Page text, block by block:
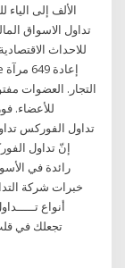
الألف إلى
تداول الاسواق
للاحداث
التجار. العضوات
رائدة في
خبرات شركة
أنواع
تجعلك في